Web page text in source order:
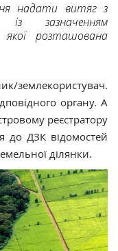
надати витяг з
із зазначенням
якої розташована
землекористувач.
органу. А
реєстратору
до ДЗК відомостей
ділянки.